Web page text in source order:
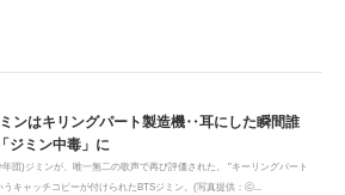
ンはキリングパート製造機‥耳にした瞬間誰
ジミン中毒」に
年団)ジミンが、唯一無二の歌声で再び評価された。 "キーリングパート
うキャッチコピーが付けられたBTSジミン。(写真提供：ⓒ...